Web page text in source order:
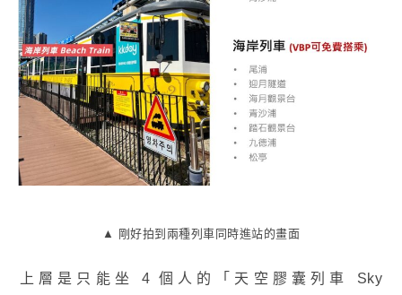
▲ 剛好拍到兩種列車同時進站的畫面
上層是只能坐 4 個人的「天空膠囊列車 Sky